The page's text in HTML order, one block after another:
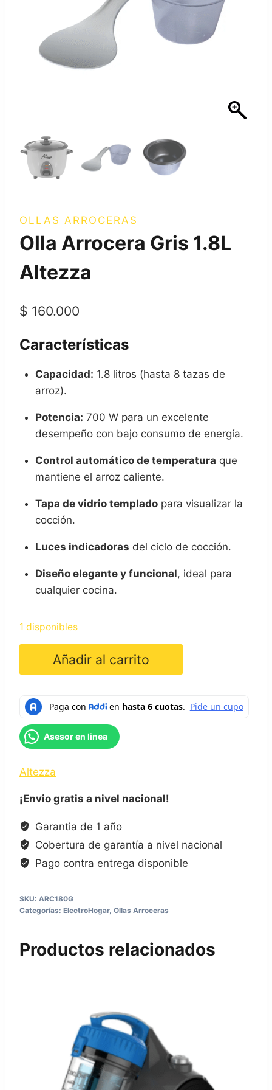
OLLAS ARROCERAS
Olla Arrocera Gris 1.8L
Altezza
$ 160.000
Características
Capacidad: 1.8 litros (hasta 8 tazas de
arroz).
Potencia: 700 W para un excelente
desempeño con bajo consumo de energía.
Control automático de temperatura que
mantiene el arroz caliente.
Tapa de vidrio templadopara visualizar la
cocción.
Luces indicadoras del ciclo de cocción.
Diseño elegante y funcional, ideal para
cualquier cocina.
1 disponibles
Arrocera
1.8L
Altezza
cantidad
Añadir al carrito
Asesor en linea
Altezza
¡Envio gratis a nivel nacional!
Garantia de 1 año
Cobertura de garantía a nivel nacional
Pago contra entrega disponible
SKU: ARC180G
Categorías: ElectroHogar, Ollas Arroceras
Productos relacionados